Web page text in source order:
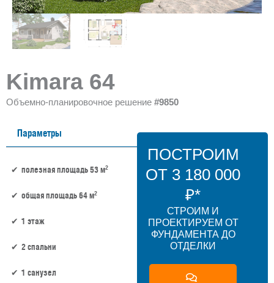
Kimara 64
Объемно-планировочное решение #9850
Параметры
полезная площадь 53 м2
общая площадь 64 м2
1 этаж
2 спальни
1 санузел
ПОСТРОИМ
ОТ 3 180 000
₽*
СТРОИМ И
ПРОЕКТИРУЕМ ОТ
ФУНДАМЕНТА ДО
ОТДЕЛКИ